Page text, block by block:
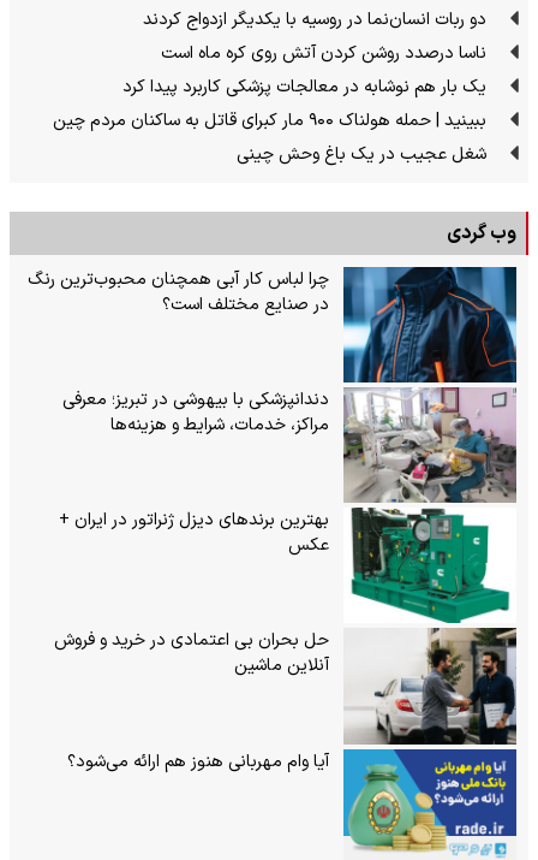
دو ربات انسان‌نما در روسیه با یکدیگر ازدواج کردند
ناسا درصدد روشن کردن آتش روی کره ماه است
یک بار هم نوشابه در معالجات پزشکی کاربرد پیدا کرد
ببینید | حمله هولناک ۹۰۰ مار کبرای قاتل به ساکنان مردم چین
شغل عجیب در یک باغ وحش چینی
وب گردی
چرا لباس کار آبی همچنان محبوب‌ترین رنگ
در صنایع مختلف است؟
دندانپزشکی با بیهوشی در تبریز؛ معرفی
مراکز، خدمات، شرایط و هزینه‌ها
بهترین برندهای دیزل ژنراتور در ایران +
عکس
حل بحران بی‌ اعتمادی در خرید و فروش
آنلاین ماشین
آیا وام مهربانی هنوز هم ارائه می‌شود؟